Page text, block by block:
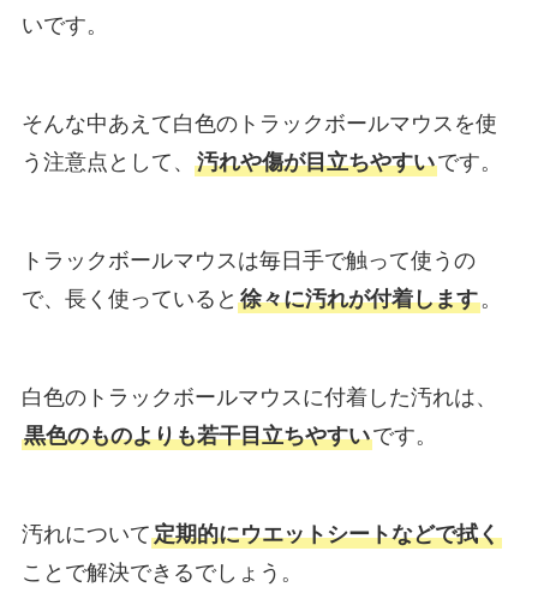
いです。
そんな中あえて白色のトラックボールマウスを使
う注意点として、 汚れや傷が目立ちやすいです。
トラックボールマウスは毎日手で触って使うの
で、長く使っていると 徐々に汚れが付着します。
白色のトラックボールマウスに付着した汚れは、
黒色のものよりも若干目立ちやすいです。
汚れについて定期的にウエットシートなどで拭く
ことで解決できるでしょう。